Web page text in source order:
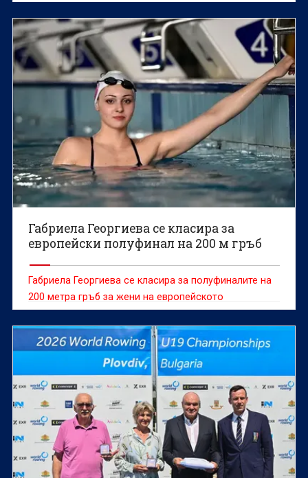
европейското първенство по плуване
Габриела Георгиева се класира за
европейски полуфинал на 200 м гръб
Габриела Георгиева се класира за полуфиналите на
200 метра гръб за жени на европейското
първенство по плуване в Париж.